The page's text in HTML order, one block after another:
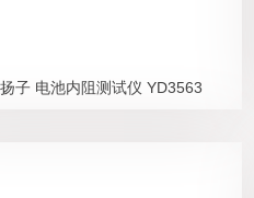
子 电池内阻测试仪 YD3563